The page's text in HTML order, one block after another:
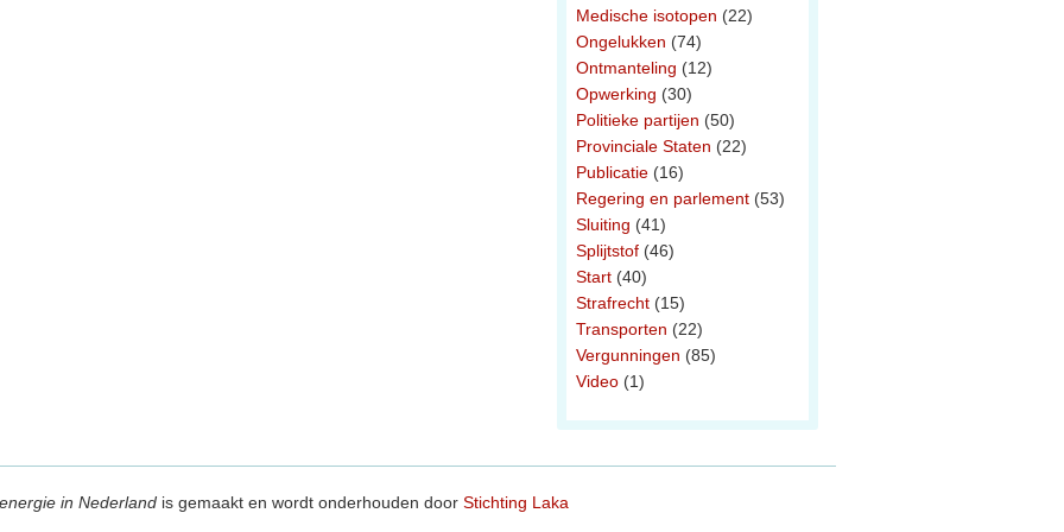
Medische isotopen (22)
Ongelukken (74)
Ontmanteling (12)
Opwerking (30)
Politieke partijen (50)
Provinciale Staten (22)
Publicatie (16)
Regering en parlement (53)
Sluiting (41)
Splijtstof (46)
Start (40)
Strafrecht (15)
Transporten (22)
Vergunningen (85)
Video (1)
in Nederland is gemaakt en wordt onderhouden door Stichting Laka